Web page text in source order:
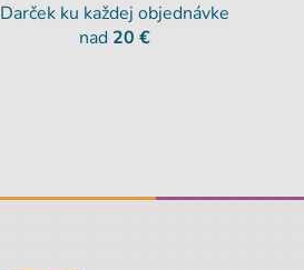
Darček ku každej objednávke
nad 20 €